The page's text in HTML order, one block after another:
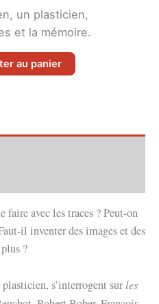
un plasticien,
et la mémoire.
au panier
faire avec les traces ? Peut-on
il inventer des images et des
?
s’interrogent surles